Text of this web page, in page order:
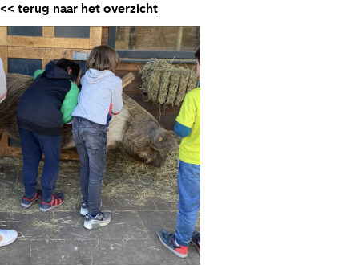
<< terug naar het overzicht